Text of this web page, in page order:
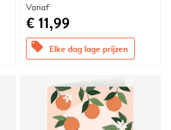
Vanaf
€ 11,99
offers Elke dag lage prijzen